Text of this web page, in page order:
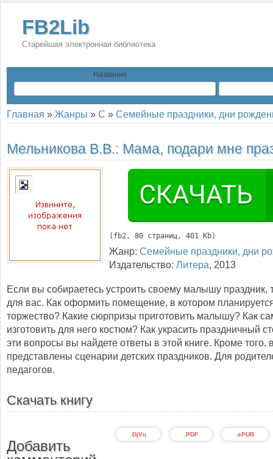
FB2Lib
Старейшая электронная библиотека
Название
Главная » Жанры » С » Семейные праздники, дни
Мельникова В.В.: Мама, подари мне
( fb2, 80 страниц, 401 Kb)
Жанр: Семейные праздники, дни
Издательство: Литера, 2013
Если вы собираетесь устроить своему малышу праздник,
для вас. Как оформить помещение, в котором
торжество? Какие сюрпризы приготовить малышу? Как
изготовить для него костюм? Как украсить праздничный
эти вопросы вы найдете ответы в этой книге. Кроме того,
представлены сценарии детских праздников. Для
педагогов.
Скачать книгу
.ePUB
.PDF
.DjVu
Добавить